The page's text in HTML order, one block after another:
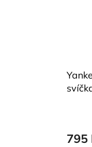
795